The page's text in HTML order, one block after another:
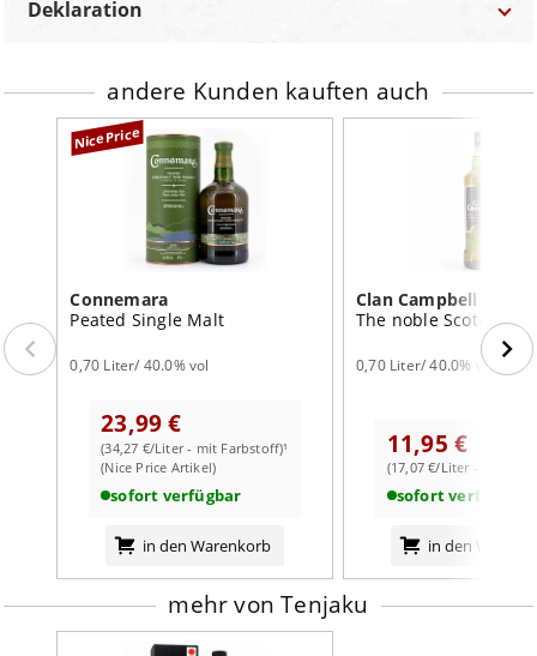
Geruch:rund, angenehm mild-süß, Birne, Trockenfrüchte,
rauchig
Abgang:weich, mild Eichenholz-würzig
Bestellnummer
JW-T2001
Kategorie
Blended Whiskies
Land
Original
Kaltfiltrierung
Ja
0,70 Liter
Alkohol
Deklaration
Lebensmittel-Unternehmer: Haromex Development
GmbH Weihersfeld 45 D-41379 Brüggen
Japan
0,70 Liter
mit Farbstoff
andere Kunden kauften auch
NicePrice
Connemara
Peated Single Malt
0,70 Liter/ 40.0% vol
23,99 €
(34,27 €/Liter - mit Farbstoff)¹
(Nice Price Artikel)
sofort verfügbar
in den Warenkorb
Clan Campbell
The noble Scotch
0,70 Liter/ 40.0% vol
11,95 €
(17,07 €/Liter - mit
sofort verfügbar
in den
mehr von Tenjaku